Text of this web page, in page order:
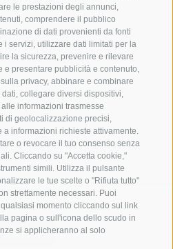
le prestazioni degli annunci,
comprendere il pubblico
di dati provenienti da fonti
servizi, utilizzare dati limitati per la
la sicurezza, prevenire e rilevare
presentare pubblicità e contenuto,
privacy, abbinare e combinare
collegare diversi dispositivi,
informazioni trasmesse
di geolocalizzazione precisi,
informazioni richieste attivamente.
o revocare il tuo consenso senza
Cliccando su "Accetta cookie,"
simili. Utilizza il pulsante
le tue scelte o "Rifiuta tutto"
strettamente necessari. Puoi
momento cliccando sul link
pagina o sull'icona dello scudo in
si applicheranno al solo